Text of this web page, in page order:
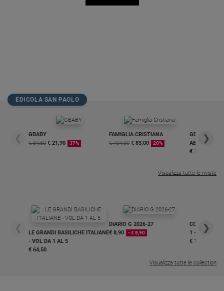
EDICOLA SAN PAOLO
❮
GBABY
€ 34,80 € 21,90 37%
FAMIGLIA CRISTIANA
€ 104,00 € 83,00 20%
GBABY
€ 16,99
❯
Visualizza tutte le riviste
❮
LE GRANDI BASILICHE ITALIANE
- VOL DA 1 AL 5
€ 64,50
DIARIO G 2026-27
€ 8,90
- € 8,90
COLLANA
1 - 2
€ 18,50
❯
Visualizza tutte le collection